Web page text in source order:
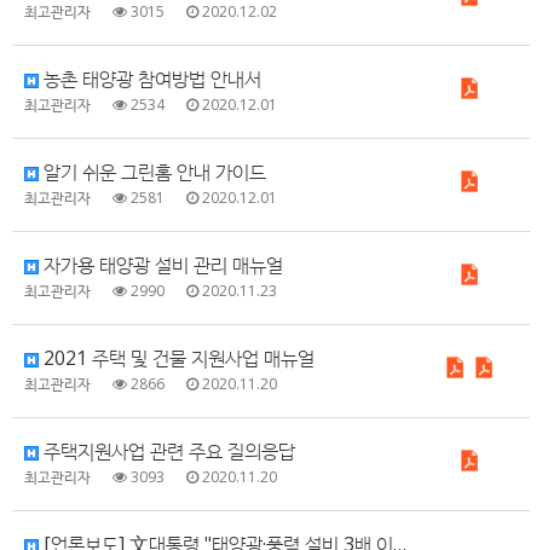
최고관리자 3015 2020.12.02
농촌 태양광 참여방법 안내서
최고관리자 2534 2020.12.01
알기 쉬운 그린홈 안내 가이드
최고관리자 2581 2020.12.01
자가용 태양광 설비 관리 매뉴얼
최고관리자 2990 2020.11.23
2021 주택 및 건물 지원사업 매뉴얼
최고관리자 2866 2020.11.20
주택지원사업 관련 주요 질의응답
최고관리자 3093 2020.11.20
[언론보도] 文대통령 "태양광·풍력 설비 3배 이상 확대 계획"